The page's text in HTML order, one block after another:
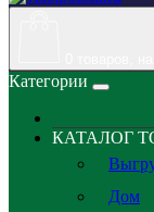
Категории
КАТАЛОГ
Дом